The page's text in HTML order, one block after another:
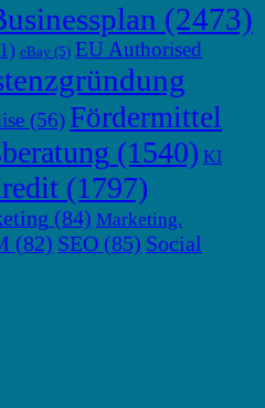
(2473)
eBay (5) EU Authorised
(56) Fördermittel
(1540) KI
(1797)
(84) Marketing.
(82) SEO (85) Social